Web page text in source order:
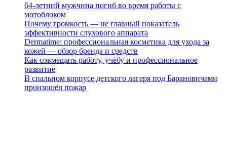
64-летний мужчина погиб во время работы с
мотоблоком
Почему громкость — не главный показатель
эффективности слухового аппарата
Dermatime: профессиональная косметика для ухода за
кожей — обзор бренда и средств
Как совмещать работу, учёбу и профессиональное
развитие
В спальном корпусе детского лагеря под Барановичами
произошёл пожар